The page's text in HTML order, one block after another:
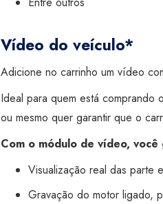
Vídeo do veículo*
Adicione no carrinho um vídeo
Ideal para quem está comprando
ou mesmo quer garantir que o
Com o módulo de vídeo, você
Visualização real das parte
Gravação do motor ligado,